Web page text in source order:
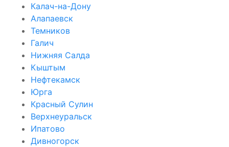
Калач-на-Дону
Алапаевск
Темников
Галич
Нижняя Салда
Кыштым
Нефтекамск
Юрга
Красный Сулин
Верхнеуральск
Ипатово
Дивногорск